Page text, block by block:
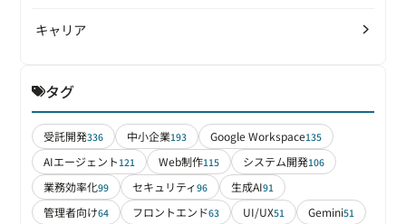
キャリア
タグ
受託開発336 中小企業193 Google Workspace135
AIエージェント 121 Web制作115 システム開発106
業務効率化99 セキュリティ96 生成AI91
管理者向け64 フロントエンド63 UI/UX51 Gemini51